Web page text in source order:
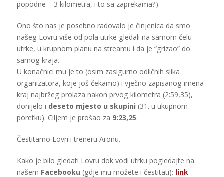
popodne – 3 kilometra, i to sa zaprekama?).
Ono što nas je posebno radovalo je činjenica da smo
našeg Lovru više od pola utrke gledali na samom čelu
utrke, u krupnom planu na streamu i da je “grizao” do
samog kraja.
U konačnici mu je to (osim zasigurno odličnih slika
organizatora, koje još čekamo) i vječno zapisanog imena
kraj najbržeg prolaza nakon prvog kilometra (2:59,35),
donijelo i deseto mjesto u skupini (31. u ukupnom
poretku). Ciljem je prošao za 9:23,25.
Čestitamo Lovri i treneru Aronu.
Kako je bilo gledati Lovru dok vodi utrku pogledajte na
našem Facebooku (gdje mu možete i čestitati): link